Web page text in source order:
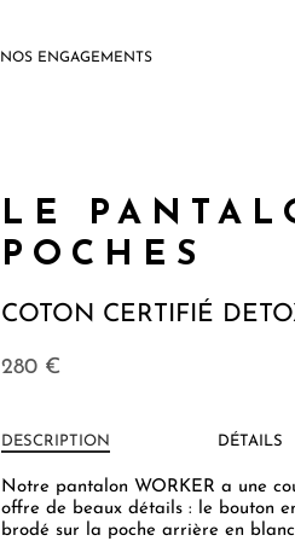
NOS ENGAGEMENTS
LE
POCHES
COTON CERTIFIÉ
280 €
DESCRIPTION DÉTAILS
Notre pantalon WORKER a une
offre de beaux détails : le bouton
brodé sur la poche arrière en